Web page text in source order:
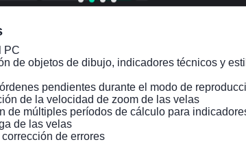
PC
de objetos de dibujo, indicadores técnicos y
pendientes durante el modo de
de la velocidad de zoom de las velas
de múltiples períodos de cálculo para
de las velas
de errores